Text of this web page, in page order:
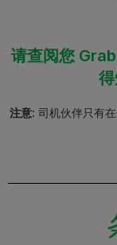
请查阅您
注意: 司机伙伴只有